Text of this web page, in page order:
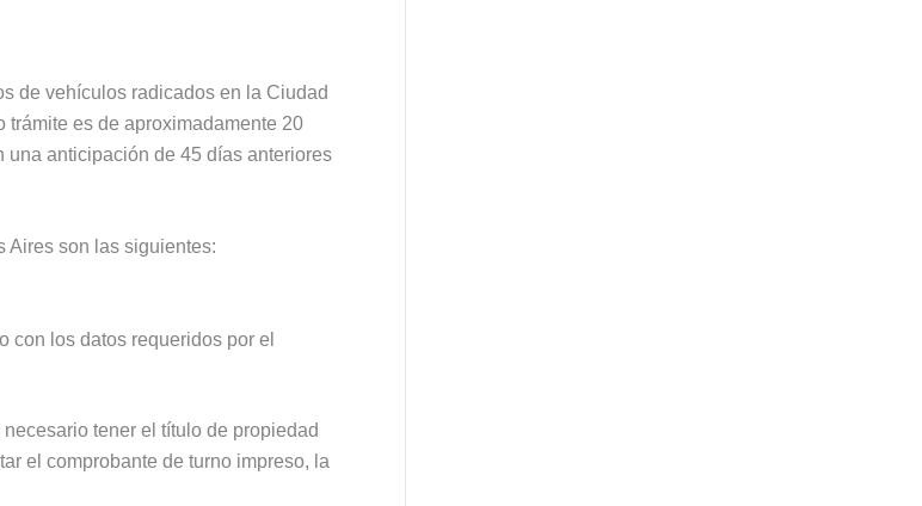
de vehículos radicados en la Ciudad
es de aproximadamente 20
una anticipación de 45 días anteriores
Aires son las siguientes:
con los datos requeridos por el
tener el título de propiedad
el comprobante de turno impreso, la